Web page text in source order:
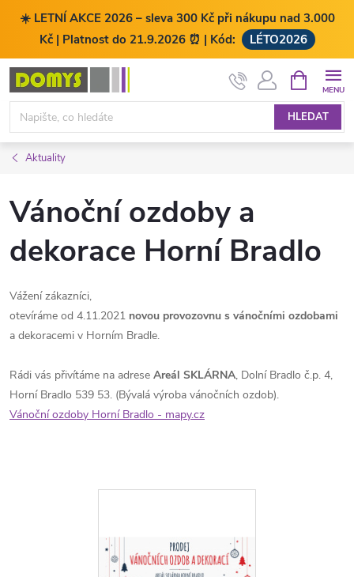
☀️ LETNÍ AKCE 2026 – sleva 300 Kč při nákupu nad 3.000
Kč | Platnost do 21.9.2026 ⏰ | Kód:
LÉTO2026
Přejít
obsah
HLEDAT
NÁKUPNÍ
KOŠÍK
Aktuality
Vánoční ozdoby a
dekorace Horní Bradlo
Vážení zákazníci,
otevíráme od 4.11.2021 novou provozovnu s vánočními ozdobami
a dekoracemi v Horním Bradle.
Rádi vás přivítáme na adrese Areál SKLÁRNA, Dolní Bradlo č.p. 4,
Horní Bradlo 539 53. (Bývalá výroba vánočních ozdob).
Vánoční ozdoby Horní Bradlo - mapy.cz